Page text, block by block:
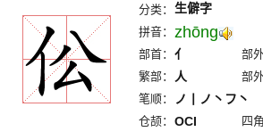
分类： 生僻字
拼音： zhōng
部首： 亻 部
繁部：
人 部
笔顺：
ノ丨ノ丶フ丶
仓颉： OCI 四